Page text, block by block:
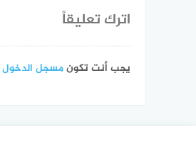
اترك تعليقاً
يجب أنت تكونمسجل الدخول